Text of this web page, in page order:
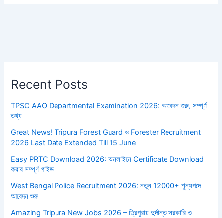
Recent Posts
TPSC AAO Departmental Examination 2026: আবেদন শুরু, সম্পূর্ণ
তথ্য
Great News! Tripura Forest Guard ও Forester Recruitment
2026 Last Date Extended Till 15 June
Easy PRTC Download 2026: অনলাইনে Certificate Download
করার সম্পূর্ণ গাইড
West Bengal Police Recruitment 2026: নতুন 12000+ শূন্যপদে
আবেদন শুরু
Amazing Tripura New Jobs 2026 – ত্রিপুরায় দুর্দান্ত সরকারি ও